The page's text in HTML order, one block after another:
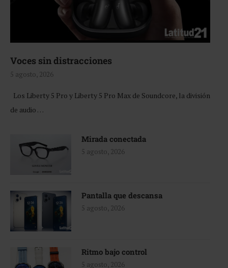
Voces sin distracciones
5 agosto, 2026
Los Liberty 5 Pro y Liberty 5 Pro Max de Soundcore, la división
de audio …
Mirada conectada
5 agosto, 2026
Pantalla que descansa
5 agosto, 2026
Ritmo bajo control
5 agosto, 2026